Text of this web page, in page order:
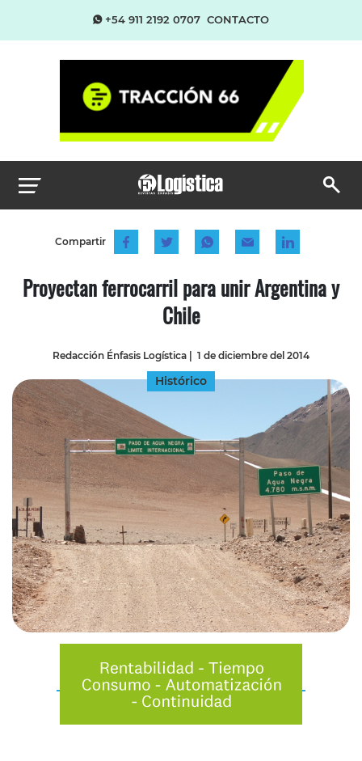
+54 911 2192 0707 CONTACTO
Compartir
Proyectan ferrocarril para unir Argentina y
Chile
Redacción Énfasis Logística | 1 de diciembre del 2014
Histórico